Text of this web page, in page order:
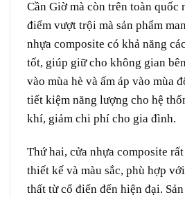
Cần Giờ mà còn trên toàn quốc
điểm vượt trội mà sản phẩm
nhựa composite có khả năng
tốt, giúp giữ cho không gian
vào mùa hè và ấm áp vào mùa
tiết kiệm năng lượng cho hệ
khí, giảm chi phí cho gia đình.
Thứ hai, cửa nhựa composite
thiết kế và màu sắc, phù hợp
thất từ cổ điển đến hiện đại.